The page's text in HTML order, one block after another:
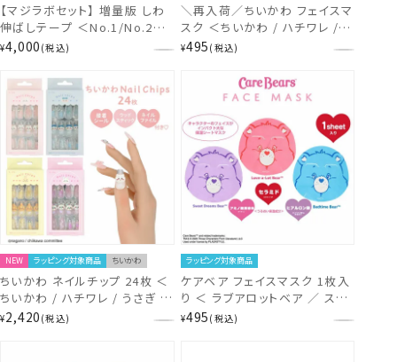
【マジラボセット】 増量版 しわ
伸ばしテープ ＜No.1/No.2＞
＋ 専用フェイスクリーム
¥4,000 税込
＼再入荷／ちいかわ フェイスマ
スク ＜ちいかわ / ハチワレ / う
さぎ / モモンガ / 古本屋 ＞ シ
¥495 税込
NEW ラッピング対象商品 ちいかわ
ちいかわ ネイルチップ 24枚 ＜
ちいかわ / ハチワレ / うさぎ /
モモンガ ＞ セルフネイル
¥2,420 税込
ラッピング対象商品
ケアベア フェイスマスク 1枚入
り ＜ ラブアロットベア ／ スウ
ィートドリームベア ／ ベッドタ
¥495 税込